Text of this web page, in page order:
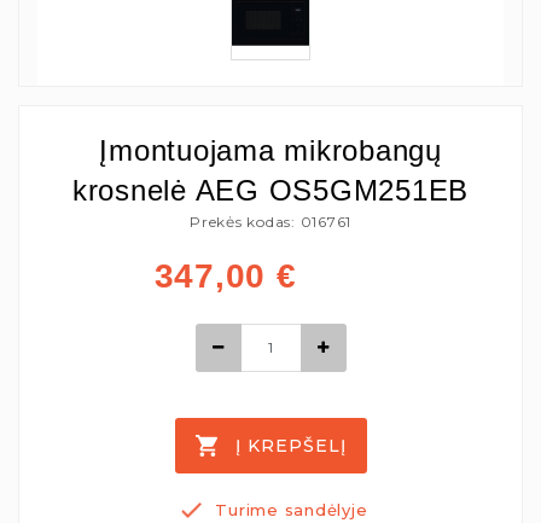
Įmontuojama mikrobangų
krosnelė AEG OS5GM251EB
Prekės kodas: 016761
347,00 €
Į KREPŠELĮ
Turime sandėlyje